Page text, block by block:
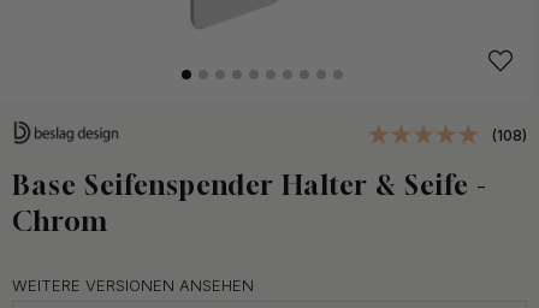
(108)
Base Seifenspender Halter & Seife -
Chrom
WEITERE VERSIONEN ANSEHEN